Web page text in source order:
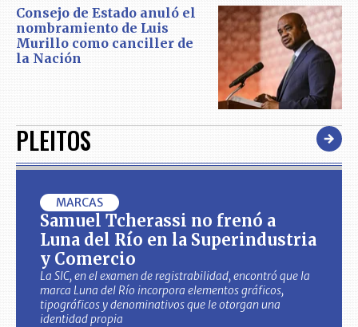
Consejo de Estado anuló el
nombramiento de Luis
Murillo como canciller de
la Nación
PLEITOS
MARCAS
Samuel Tcherassi no frenó a
Luna del Río en la Superindustria
y Comercio
La SIC, en el examen de registrabilidad, encontró que la
marca Luna del Río incorpora elementos gráficos,
tipográficos y denominativos que le otorgan una
identidad propia